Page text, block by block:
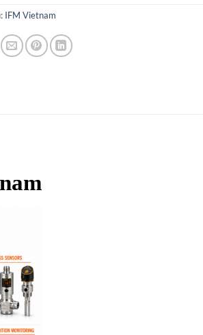
IFM Vietnam